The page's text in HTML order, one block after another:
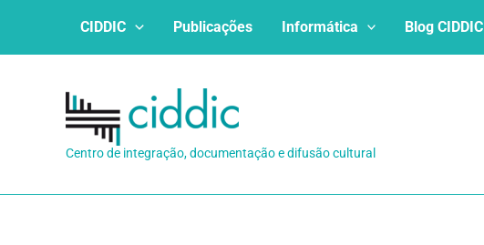
CIDDIC Publicações Informática Blog CIDDIC
Centro de integração, documentação e difusão cultural